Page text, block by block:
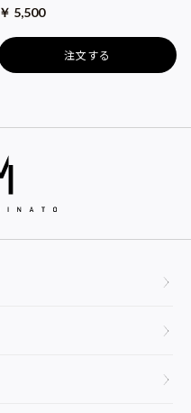
￥ 5,500
注文する